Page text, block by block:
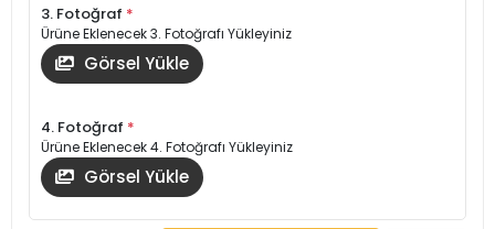
3. Fotoğraf *
Ürüne Eklenecek 3. Fotoğrafı Yükleyiniz
Görsel Yükle
4. Fotoğraf *
Ürüne Eklenecek 4. Fotoğrafı Yükleyiniz
Görsel Yükle